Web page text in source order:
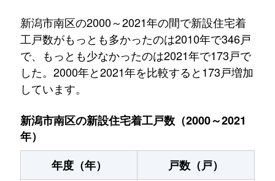
新潟市南区の2000～2021年の間で新設住宅着
工戸数がもっとも多かったのは2010年で346戸
で、もっとも少なかったのは2021年で173戸で
した。2000年と2021年を比較すると173戸増加
しています。
新潟市南区の新設住宅着工戸数（2000～2021
年）
年度（年）
戸数（戸）